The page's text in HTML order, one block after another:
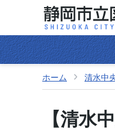
ホーム 清水中
【清水